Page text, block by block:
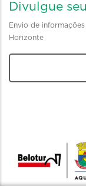
Divulgue
Envio de
Horizonte